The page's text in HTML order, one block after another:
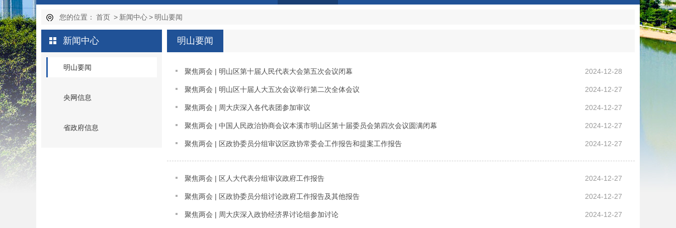
您的位置： 首页 > 新闻中心> 明山要闻
新闻中心
明山要闻
央网信息
省政府信息
明山要闻
2024-12-28
聚焦两会 | 明山区第十届人民代表大会第五次会议闭幕
2024-12-27
聚焦两会 | 明山区十届人大五次会议举行第二次全体会议
2024-12-27
聚焦两会 | 周大庆深入各代表团参加审议
2024-12-27
聚焦两会 | 中国人民政治协商会议本溪市明山区第十届委员会第四次会议圆满闭幕
2024-12-27
聚焦两会 | 区政协委员分组审议区政协常委会工作报告和提案工作报告
2024-12-27
聚焦两会 | 区人大代表分组审议政府工作报告
2024-12-27
聚焦两会 | 区政协委员分组讨论政府工作报告及其他报告
2024-12-27
聚焦两会 | 周大庆深入政协经济界讨论组参加讨论